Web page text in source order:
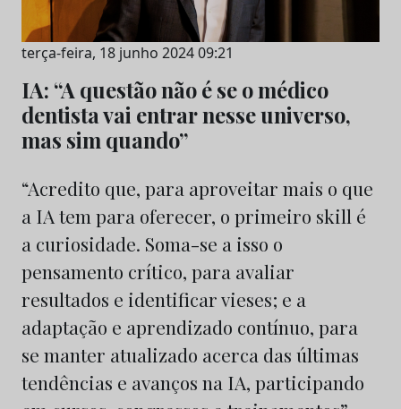
terça-feira, 18 junho 2024 09:21
IA: “A questão não é se o médico
dentista vai entrar nesse universo,
mas sim quando”
“Acredito que, para aproveitar mais o que
a IA tem para oferecer, o primeiro skill é
a curiosidade. Soma-se a isso o
pensamento crítico, para avaliar
resultados e identificar vieses; e a
adaptação e aprendizado contínuo, para
se manter atualizado acerca das últimas
tendências e avanços na IA, participando